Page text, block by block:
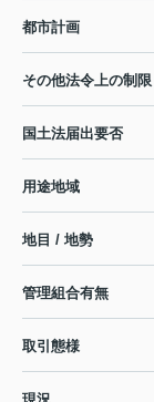
都市計画
その他法令上の制限
国土法届出要否
用途地域
地目 / 地勢
管理組合有無
取引態様